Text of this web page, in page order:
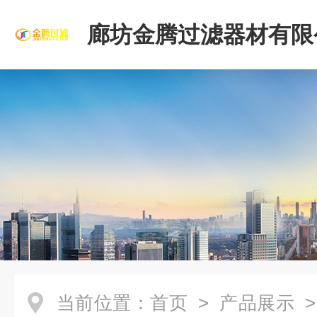
廊坊金腾过滤器材有
当前位置： 首页 > 产品展示